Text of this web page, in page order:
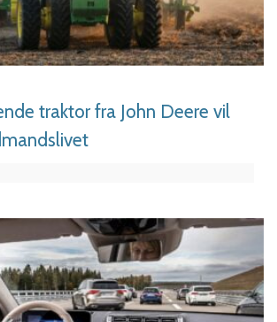
LÆS MERE
traktor fra John Deere vil